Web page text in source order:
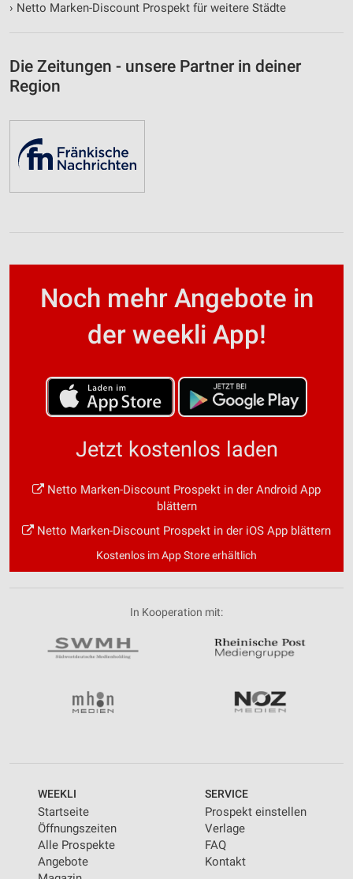
› Netto Marken-Discount Prospekt für weitere Städte
Die Zeitungen - unsere Partner in deiner
Region
Noch mehr Angebote in
der weekli App!
Jetzt kostenlos laden
Netto Marken-Discount Prospekt in der Android App
blättern
Netto Marken-Discount Prospekt in der iOS App blättern
Kostenlos im App Store erhältlich
In Kooperation mit:
WEEKLI
Startseite
Öffnungszeiten
Alle Prospekte
Angebote
SERVICE
Prospekt einstellen
Verlage
FAQ
Kontakt